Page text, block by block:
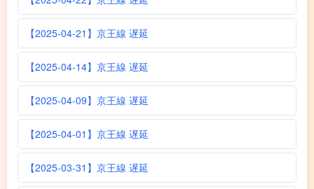
【2025-04-21】京王線 遅延
【2025-04-14】京王線 遅延
【2025-04-09】京王線 遅延
【2025-04-01】京王線 遅延
【2025-03-31】京王線 遅延